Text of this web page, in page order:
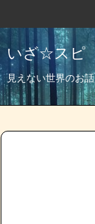
いざ☆スピ
見えない世界のお話